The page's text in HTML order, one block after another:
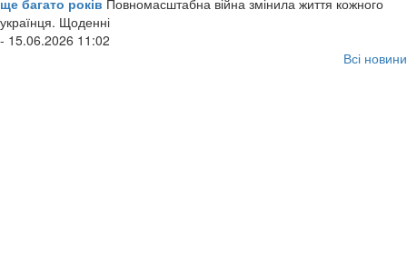
українця. Щоденні
- 15.06.2026 11:02
Всі новини